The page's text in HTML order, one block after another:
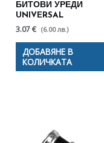
БИТОВИ УРЕДИ
UNIVERSAL
3.07 € (6.00 лв.)
ДОБАВЯНЕ В
КОЛИЧКАТА